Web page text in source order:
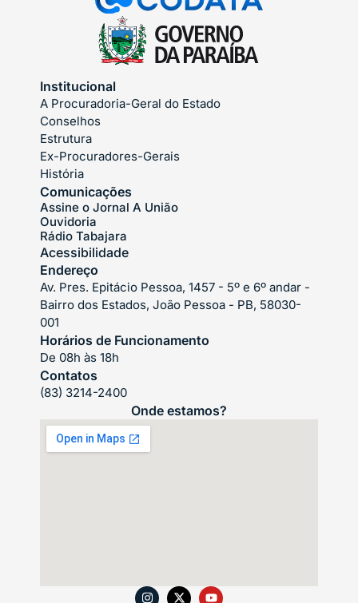
Institucional
A Procuradoria-Geral do Estado
Conselhos
Estrutura
Ex-Procuradores-Gerais
História
Comunicações
Assine o Jornal A União
Ouvidoria
Rádio Tabajara
Acessibilidade
Endereço
Av. Pres. Epitácio Pessoa, 1457 - 5º e 6º andar -
Bairro dos Estados, João Pessoa - PB, 58030-
001
Horários de Funcionamento
De 08h às 18h
Contatos
(83) 3214-2400
Onde estamos?